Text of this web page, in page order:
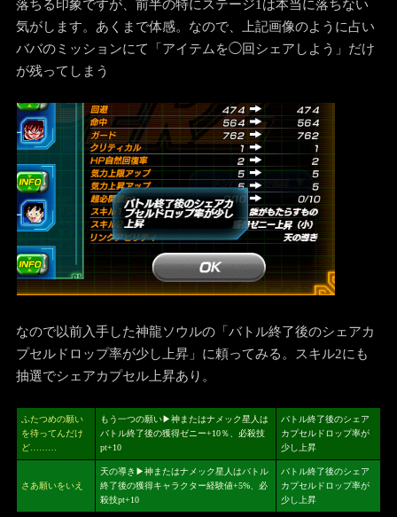
落ちる印象ですが、前半の特にステージ1は本当に落ちない
気がします。あくまで体感。なので、上記画像のように占い
ババのミッションにて「アイテムを◯回シェアしよう」だけ
が残ってしまう
なので以前入手した神龍ソウルの「バトル終了後のシェアカ
プセルドロップ率が少し上昇」に頼ってみる。スキル2にも
抽選でシェアカプセル上昇あり。
ふたつめの願い
を待ってんだけ
ど………
もう一つの願い▶神またはナメック星人は
バトル終了後の獲得ゼニー+10％、必殺技
pt+10
バトル終了後のシェア
カプセルドロップ率が
少し上昇
さあ願いをいえ
天の導き▶神またはナメック星人はバトル
終了後の獲得キャラクター経験値+5%、必
殺技pt+10
バトル終了後のシェア
カプセルドロップ率が
少し上昇